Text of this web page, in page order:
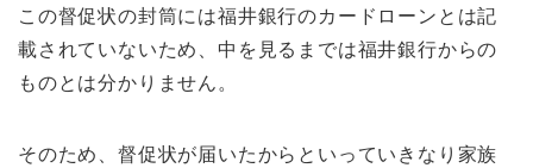
この督促状の封筒には福井銀行のカードローンとは記
載されていないため、中を見るまでは福井銀行からの
ものとは分かりません。
そのため、督促状が届いたからといっていきなり家族